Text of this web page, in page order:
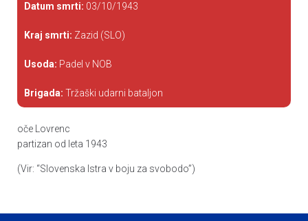
Datum smrti: 03/10/1943
Kraj smrti: Zazid (SLO)
Usoda: Padel v NOB
Brigada: Tržaški udarni bataljon
oče Lovrenc
partizan od leta 1943
(Vir: “Slovenska Istra v boju za svobodo”)